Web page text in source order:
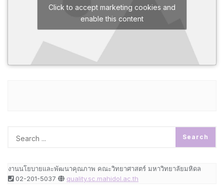
Click to accept marketing cookies and
enable this content
งานนโยบายและพัฒนาคุณภาพ คณะวิทยาศาสตร์ มหาวิทยาลัยมหิดล
02-201-5037
quality.sc.mahidol.ac.th